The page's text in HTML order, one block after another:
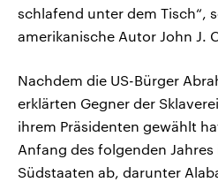
schlafend unter dem Tisch“,
amerikanische Autor John J.
Nachdem die US-Bürger
erklärten Gegner der
ihrem Präsidenten gewählt
Anfang des folgenden
Südstaaten ab, darunter